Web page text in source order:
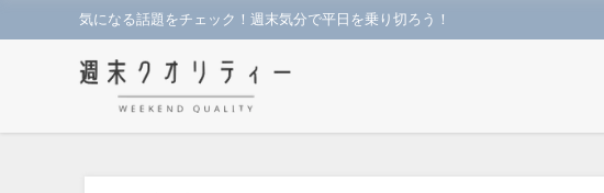
気になる話題をチェック！週末気分で平日を乗り切ろう！